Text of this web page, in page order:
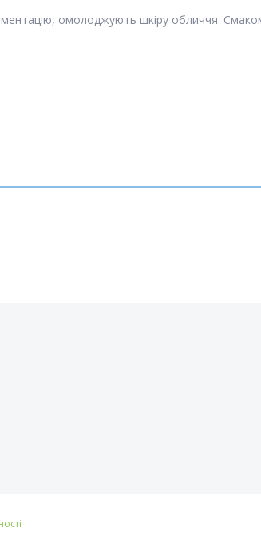
омолоджують шкіру обличчя.